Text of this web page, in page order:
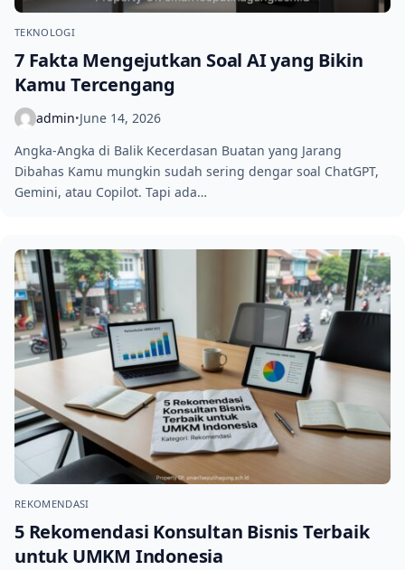
TEKNOLOGI
7 Fakta Mengejutkan Soal AI yang Bikin
Kamu Tercengang
admin•June 14, 2026
Angka-Angka di Balik Kecerdasan Buatan yang Jarang
Dibahas Kamu mungkin sudah sering dengar soal ChatGPT,
Gemini, atau Copilot. Tapi ada…
REKOMENDASI
5 Rekomendasi Konsultan Bisnis Terbaik
untuk UMKM Indonesia